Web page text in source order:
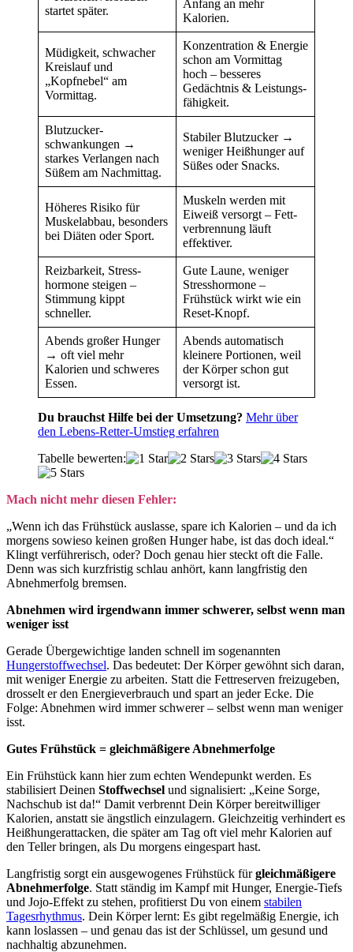
startet später.
Anfang an mehr
Kalorien.
Müdigkeit, schwacher
Kreis­lauf und
„Kopfnebel“ am
Vormittag.
Konzentration & Energie
schon am Vormittag
hoch – besseres
Gedächtnis & Leistungs­
fähigkeit.
Blutzucker­
schwankungen →
starkes Verlangen nach
Süßem am Nachmittag.
Stabiler Blutzucker →
weniger Heiß­hunger auf
Süßes oder Snacks.
Höheres Risiko für
Muskel­abbau, besonders
bei Diäten oder Sport.
Muskeln werden mit
Eiweiß versorgt – Fett­
verbrennung läuft
effektiver.
Reizbarkeit, Stress­
hormone steigen –
Stimmung kippt
schneller.
Gute Laune, weniger
Stress­hormone –
Frühstück wirkt wie ein
Reset-Knopf.
Abends großer Hunger
→ oft viel mehr
Kalorien und schweres
Essen.
Abends automatisch
kleinere Portionen, weil
der Körper schon gut
versorgt ist.
Du brauchst Hilfe bei der Umsetzung? Mehr über
den Lebens-Retter-Umstieg erfahren
Tabelle bewerten:
Mach nicht mehr diesen Fehler:
„Wenn ich das Frühstück auslasse, spare ich Kalorien – und da ich
morgens sowieso keinen großen Hunger habe, ist das doch ideal.“
Klingt verführerisch, oder? Doch genau hier steckt oft die Falle.
Denn was sich kurzfristig schlau anhört, kann langfristig den
Abnehmerfolg bremsen.
Abnehmen wird irgendwann immer schwerer, selbst wenn man
weniger isst
Gerade Übergewichtige landen schnell im sogenannten
Hungerstoffwechsel. Das bedeutet: Der Körper gewöhnt sich daran,
mit weniger Energie zu arbeiten. Statt die Fettreserven freizugeben,
drosselt er den Energieverbrauch und spart an jeder Ecke. Die
Folge: Abnehmen wird immer schwerer – selbst wenn man weniger
isst.
Gutes Frühstück = gleichmäßigere Abnehmerfolge
Ein Frühstück kann hier zum echten Wendepunkt werden. Es
stabilisiert Deinen Stoffwechsel und signalisiert: „Keine Sorge,
Nachschub ist da!“ Damit verbrennt Dein Körper bereitwilliger
Kalorien, anstatt sie ängstlich einzulagern. Gleichzeitig verhindert es
Heißhungerattacken, die später am Tag oft viel mehr Kalorien auf
den Teller bringen, als Du morgens eingespart hast.
Langfristig sorgt ein ausgewogenes Frühstück fürgleichmäßigere
Abnehmerfolge. Statt ständig im Kampf mit Hunger, Energie-Tiefs
und Jojo-Effekt zu stehen, profitierst Du von einem stabilen
Tagesrhythmus. Dein Körper lernt: Es gibt regelmäßig Energie, ich
kann loslassen – und genau das ist der Schlüssel, um gesund und
nachhaltig abzunehmen.